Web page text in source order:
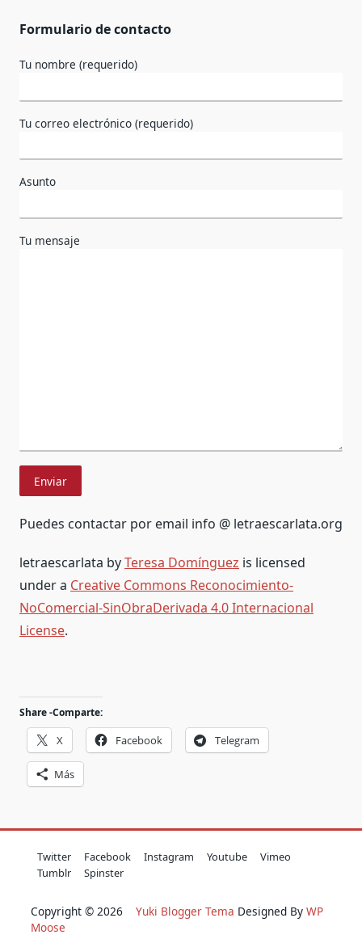
Formulario de contacto
Tu nombre (requerido)
Tu correo electrónico (requerido)
Asunto
Tu mensaje
Puedes contactar por email info @ letraescarlata.org
letraescarlata byTeresa Domínguez is licensed
under a Creative Commons Reconocimiento-
NoComercial-SinObraDerivada 4.0 Internacional
License.
Share -Comparte:
X Facebook Telegram
Más
Twitter Facebook Instagram Youtube
Vimeo
Tumblr
Spinster
Copyright © 2026 Yuki Blogger Tema Designed By WP
Moose